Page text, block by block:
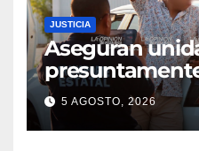
JUSTICIA
Aseguran
mediante
operativo de
Público
5 AGOSTO, 2026